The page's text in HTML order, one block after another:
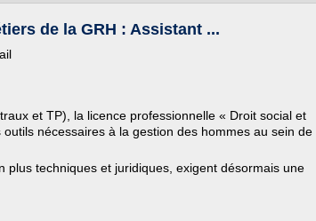
de la GRH : Assistant ...
et TP), la licence professionnelle « Droit social et
nécessaires à la gestion des hommes au sein de
plus techniques et juridiques, exigent désormais une